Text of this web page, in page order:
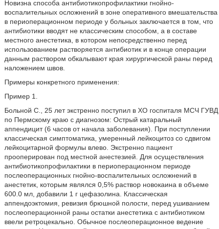
Новизна способа антибиотикопрофилактики гнойно-
воспалительных осложнений в зоне оперативного вмешательства
в периоперационном периоде у больных заключается в том, что
антибиотики вводят не классическим способом, а в составе
местного анестетика, в котором непосредственно перед
использованием растворяется антибиотик и в конце операции
данным раствором обкалывают края хирургической раны перед
наложением швов.
Примеры конкретного применения:
Пример 1.
Больной С., 25 лет экстренно поступил в ХО госпиталя МСЧ ГУВД
по Пермскому краю с диагнозом: Острый катаральный
аппендицит (6 часов от начала заболевания). При поступлении
классическая симптоматика, умеренный лейкоцитоз со сдвигом
лейкоцитарной формулы влево. Экстренно пациент
прооперирован под местной анестезией. Для осуществления
антибиотикопрофилактики в периоперационном периоде
послеоперационных гнойно-воспалительных осложнений в
анестетик, которым являлся 0,5% раствор новокаина в объеме
600.0 мл, добавили 1 г цефазолина. Классическая
аппендоэктомия, ревизия брюшной полости, перед ушиванием
послеоперационной раны остатки анестетика с антибиотиком
ввели ретроцекально. Обычное послеоперационное ведение